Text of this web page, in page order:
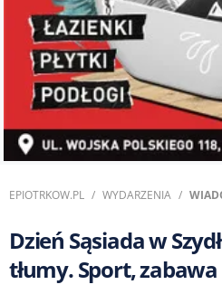
EPIOTRKOW.PL WYDARZENIA
Dzień Sąsiada w
tłumy. Sport,